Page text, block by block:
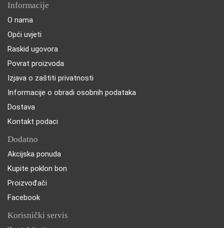
Informacije
O nama
Opći uvjeti
Raskid ugovora
Povrat proizvoda
Izjava o zaštiti privatnosti
Informacije o obradi osobnih podataka
Dostava
Kontakt podaci
Dodatno
Akcijska ponuda
Kupite poklon bon
Proizvođači
Facebook
Korisnički servis